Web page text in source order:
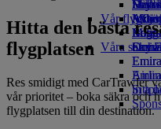
Vår
Våra
in a
Om
Hitta den bästa
flygplatsen
Res smidigt med CarTrawler
vår prioritet – boka säkra och
flygplatsen till din destination.